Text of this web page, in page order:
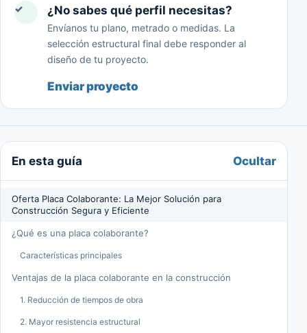
✓ ¿No sabes qué perfil necesitas?
Envíanos tu plano, metrado o medidas. La
selección estructural final debe responder al
diseño de tu proyecto.
Enviar proyecto
En esta guía Ocultar
Oferta Placa Colaborante: La Mejor Solución para
Construcción Segura y Eficiente
¿Qué es una placa colaborante?
Características principales
Ventajas de la placa colaborante en la construcción
1. Reducción de tiempos de obra
2. Mayor resistencia estructural